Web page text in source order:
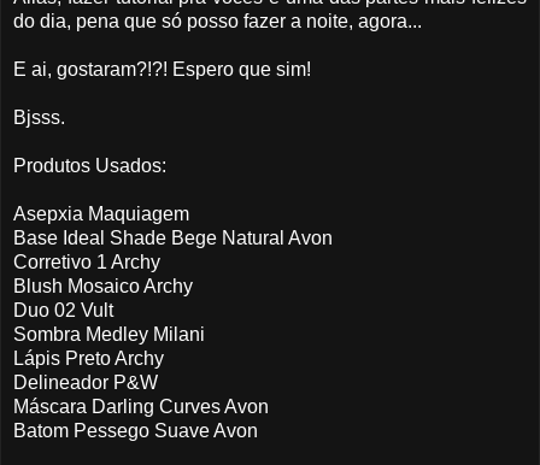
do dia, pena que só posso fazer a noite, agora...
E ai, gostaram?!?! Espero que sim!
Bjsss.
Produtos Usados:
Asepxia Maquiagem
Base Ideal Shade Bege Natural Avon
Corretivo 1 Archy
Blush Mosaico Archy
Duo 02 Vult
Sombra Medley Milani
Lápis Preto Archy
Delineador P&W
Máscara Darling Curves Avon
Batom Pessego Suave Avon